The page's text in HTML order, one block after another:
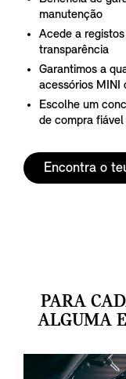
manutenção
Acede a
transparência
Garantimos a
acessórios MINI
Escolhe um
de compra
Encontra o
PARA
ALGUMA